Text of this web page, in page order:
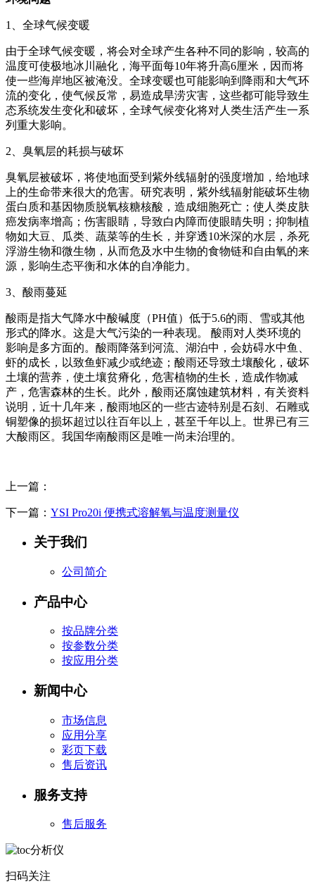
1、全球气候变暖
由于全球气候变暖，将会对全球产生各种不同的影响，较高的
温度可使极地冰川融化，海平面每10年将升高6厘米，因而将
使一些海岸地区被淹没。全球变暖也可能影响到降雨和大气环
流的变化，使气候反常，易造成旱涝灾害，这些都可能导致生
态系统发生变化和破坏，全球气候变化将对人类生活产生一系
列重大影响。
2、臭氧层的耗损与破坏
臭氧层被破坏，将使地面受到紫外线辐射的强度增加，给地球
上的生命带来很大的危害。研究表明，紫外线辐射能破坏生物
蛋白质和基因物质脱氧核糖核酸，造成细胞死亡；使人类皮肤
癌发病率增高；伤害眼睛，导致白内障而使眼睛失明；抑制植
物如大豆、瓜类、蔬菜等的生长，并穿透10米深的水层，杀死
浮游生物和微生物，从而危及水中生物的食物链和自由氧的来
源，影响生态平衡和水体的自净能力。
3、酸雨蔓延
酸雨是指大气降水中酸碱度（PH值）低于5.6的雨、雪或其他
形式的降水。这是大气污染的一种表现。 酸雨对人类环境的
影响是多方面的。酸雨降落到河流、湖泊中，会妨碍水中鱼、
虾的成长，以致鱼虾减少或绝迹；酸雨还导致土壤酸化，破坏
土壤的营养，使土壤贫瘠化，危害植物的生长，造成作物减
产，危害森林的生长。此外，酸雨还腐蚀建筑材料，有关资料
说明，近十几年来，酸雨地区的一些古迹特别是石刻、石雕或
铜塑像的损坏超过以往百年以上，甚至千年以上。世界已有三
大酸雨区。我国华南酸雨区是唯一尚未治理的。
上一篇：
下一篇： YSI Pro20i 便携式溶解氧与温度测量仪
关于我们
公司简介
产品中心
按品牌分类
按参数分类
按应用分类
新闻中心
市场信息
应用分享
彩页下载
售后资讯
服务支持
售后服务
扫码关注